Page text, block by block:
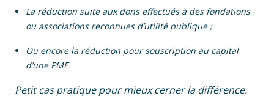
La réduction suite aux dons effectués à des fondations
ou associations reconnues d’utilité publique ;
Ou encore la réduction pour souscription au capital
d’une PME.
Petit cas pratique pour mieux cerner la différence.